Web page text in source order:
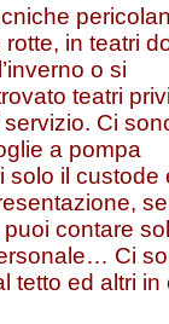
in teatri
o si
teatri
Ci
a pompa
solo il custode
se
contare
Ci
tetto ed altri in